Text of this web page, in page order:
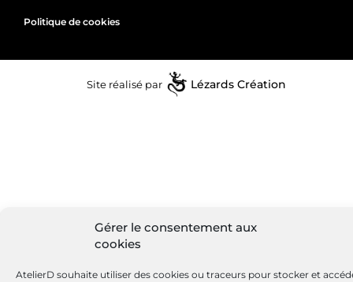
Gérer le consentement aux
cookies
AtelierD souhaite utiliser des cookies ou traceurs pour stocker et
Politique de cookies
Site réalisé par Lézards Création